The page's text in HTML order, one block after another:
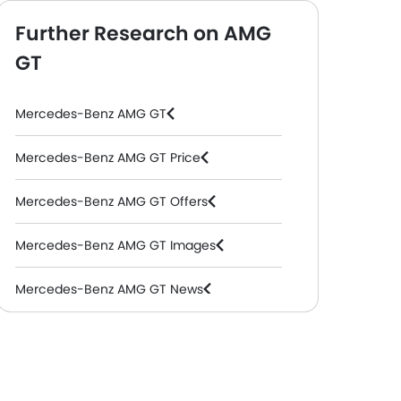
Further Research on AMG
GT
Mercedes-Benz AMG GT
Mercedes-Benz AMG GT Price
Mercedes-Benz AMG GT Offers
Mercedes-Benz AMG GT Images
Mercedes-Benz AMG GT News